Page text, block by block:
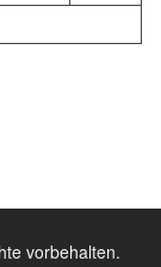
vorbehalten.